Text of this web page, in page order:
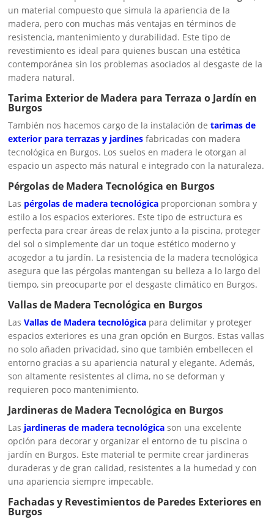
un material compuesto que simula la apariencia de la
madera, pero con muchas más ventajas en términos de
resistencia, mantenimiento y durabilidad. Este tipo de
revestimiento es ideal para quienes buscan una estética
contemporánea sin los problemas asociados al desgaste de la
madera natural.
Tarima Exterior de Madera para Terraza o Jardín en
Burgos
También nos hacemos cargo de la instalación detarimas de
exterior para terrazas y jardines fabricadas con madera
tecnológica en Burgos. Los suelos en madera le otorgan al
espacio un aspecto más natural e integrado con la naturaleza.
Pérgolas de Madera Tecnológica en Burgos
Las pérgolas de madera tecnológica proporcionan sombra y
estilo a los espacios exteriores. Este tipo de estructura es
perfecta para crear áreas de relax junto a la piscina, proteger
del sol o simplemente dar un toque estético moderno y
acogedor a tu jardín. La resistencia de la madera tecnológica
asegura que las pérgolas mantengan su belleza a lo largo del
tiempo, sin preocuparte por el desgaste climático en Burgos.
Vallas de Madera Tecnológica en Burgos
LasVallas de Madera tecnológica para delimitar y proteger
espacios exteriores es una gran opción en Burgos. Estas vallas
no solo añaden privacidad, sino que también embellecen el
entorno gracias a su apariencia natural y elegante. Además,
son altamente resistentes al clima, no se deforman y
requieren poco mantenimiento.
Jardineras de Madera Tecnológica en Burgos
Las jardineras de madera tecnológica son una excelente
opción para decorar y organizar el entorno de tu piscina o
jardín en Burgos. Este material te permite crear jardineras
duraderas y de gran calidad, resistentes a la humedad y con
una apariencia siempre impecable.
Fachadas y Revestimientos de Paredes Exteriores en
Burgos